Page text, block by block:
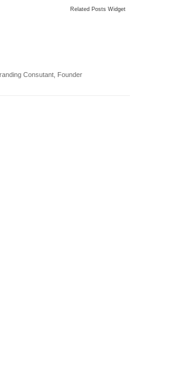
Related Posts Widget
Consutant, Founder